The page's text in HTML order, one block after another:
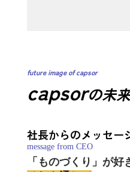
future image of capsor
capsorの未
社長からのメッセー
message from CEO
「ものづくり」が好